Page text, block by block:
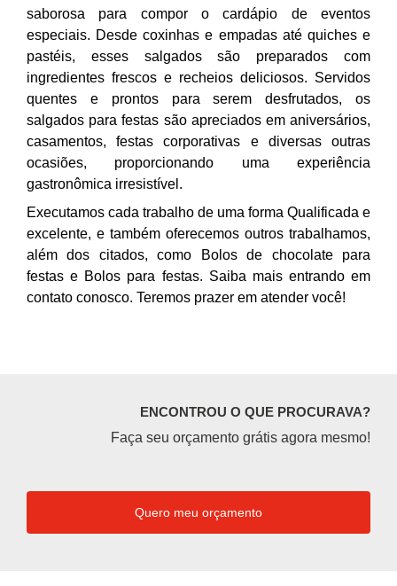
saborosa para compor o cardápio de eventos
especiais. Desde coxinhas e empadas até quiches e
pastéis, esses salgados são preparados com
ingredientes frescos e recheios deliciosos. Servidos
quentes e prontos para serem desfrutados, os
salgados para festas são apreciados em aniversários,
casamentos, festas corporativas e diversas outras
ocasiões, proporcionando uma experiência
gastronômica irresistível.
Executamos cada trabalho de uma forma Qualificada e
excelente, e também oferecemos outros trabalhamos,
além dos citados, como Bolos de chocolate para
festas e Bolos para festas. Saiba mais entrando em
contato conosco. Teremos prazer em atender você!
ENCONTROU O QUE PROCURAVA?
Faça seu orçamento grátis agora mesmo!
Quero meu orçamento